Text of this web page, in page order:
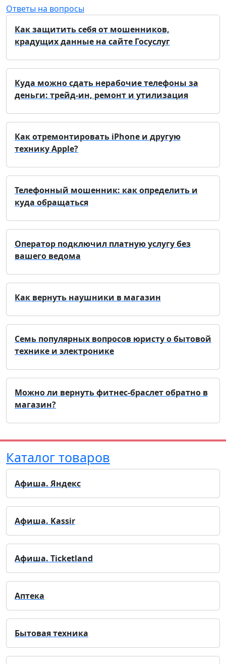
Ответы на вопросы
Как защитить себя от мошенников,
крадущих данные на сайте Госуслуг
Куда можно сдать нерабочие телефоны за
деньги: трейд-ин, ремонт и утилизация
Как отремонтировать iPhone и другую
технику Apple?
Телефонный мошенник: как определить и
куда обращаться
Оператор подключил платную услугу без
вашего ведома
Как вернуть наушники в магазин
Семь популярных вопросов юристу о бытовой
технике и электронике
Можно ли вернуть фитнес-браслет обратно в
магазин?
Каталог товаров
Афиша. Яндекс
Афиша. Kassir
Афиша. Ticketland
Аптека
Бытовая техника